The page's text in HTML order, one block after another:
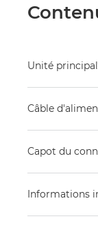
Unité
Câble
Capot du
Informations